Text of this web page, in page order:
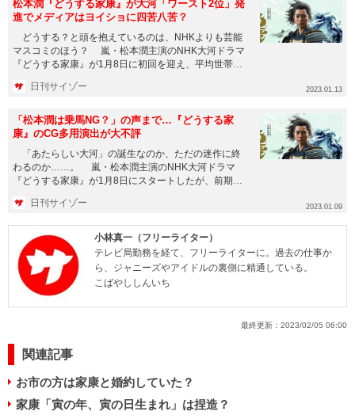
松本潤『どうする家康』が大河「ワースト2位」発
進でメディアはヨイショに四苦八苦？
どうする？と頭を抱えているのは、NHKよりも芸能
マスコミのほう？ 嵐・松本潤主演のNHK大河ドラマ
『どうする家康』が1月8日に初回を迎え、平均世帯視
日刊サイゾー 2023.01.13
「松本潤は乗馬NG？」の声まで…『どうする家
康』のCG多用演出が大不評
「あたらしい大河」の誕生なのか、ただの迷作に終
わるのか……。 嵐・松本潤主演のNHK大河ドラマ
『どうする家康』が1月8日にスタートしたが、前期の
日刊サイゾー 2023.01.09
小林真一（フリーライター）
テレビ局勤務を経て、フリーライターに。過去の仕事か
ら、ジャニーズやアイドルの裏側に精通している。
こばやししんいち
最終更新： 2023/02/05 06:00
関連記事
お市の方は家康と婚約していた？
家康「寅の年、寅の日生まれ」は捏造？